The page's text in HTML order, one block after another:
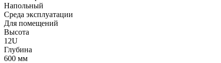
Напольный
Среда эксплуатации
Для помещений
Высота
12U
Глубина
600 мм